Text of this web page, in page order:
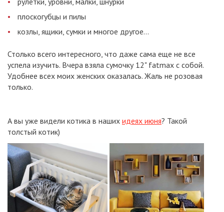
плоскогубцы и пилы
козлы, ящики, сумки и многое другое...
Столько всего интересного, что даже сама еще не все
успела изучить. Вчера взяла сумочку 12" fatmax с собой.
Удобнее всех моих женских оказалась. Жаль не розовая
только.
А вы уже видели котика в наших идеях июня? Такой
толстый котик)